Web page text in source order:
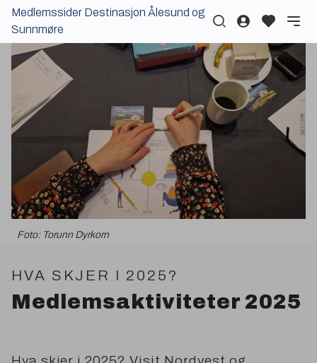
Medlemssider Destinasjon Ålesund og
Sunnmøre
Logg inn
Foto: Torunn Dyrkorn
HVA SKJER I 2025 ?
Medlemsaktiviteter 2025